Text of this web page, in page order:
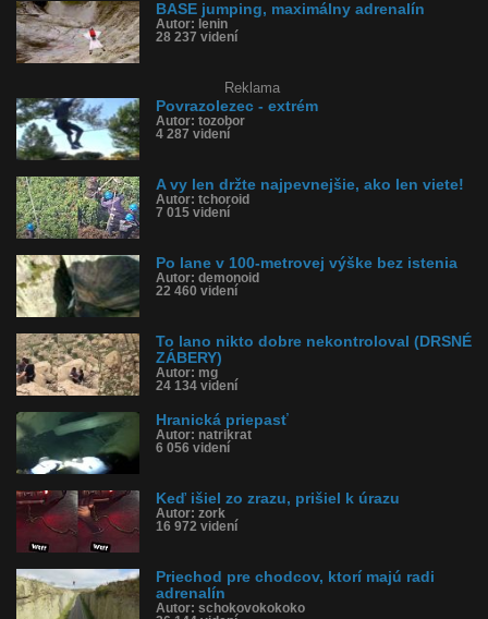
BASE jumping, maximálny adrenalín
Autor: lenin
28 237 videní
Reklama
Povrazolezec - extrém
Autor: tozobor
4 287 videní
A vy len držte najpevnejšie, ako len viete!
Autor: tchoroid
7 015 videní
Po lane v 100-metrovej výške bez istenia
Autor: demonoid
22 460 videní
To lano nikto dobre nekontroloval (DRSNÉ
ZÁBERY)
Autor: mg
24 134 videní
Hranická priepasť
Autor: natrikrat
6 056 videní
Keď išiel zo zrazu, prišiel k úrazu
Autor: zork
16 972 videní
Priechod pre chodcov, ktorí majú radi
adrenalín
Autor: schokovokokoko